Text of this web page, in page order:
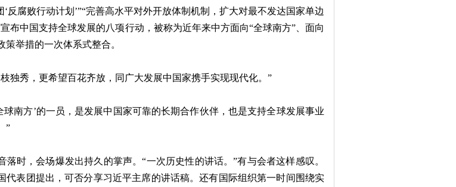
‘反腐败行动计划’”“完善高水平对外开放体制机制，扩大对最不发达国家单边
布中国支持全球发展的八项行动，被称为近年来中方面向“全球南方”、面向
策举措的一次体系式整合。
秀，更希望百花齐放，同广大发展中国家携手实现现代化。”
南方’的一员，是发展中国家可靠的长期合作伙伴，也是支持全球发展事业
”
时，会场爆发出持久的掌声。“一次历史性的讲话。”有与会者这样感叹。
代表团提出，可否分享习近平主席的讲话稿。还有国际组织第一时间围绕实